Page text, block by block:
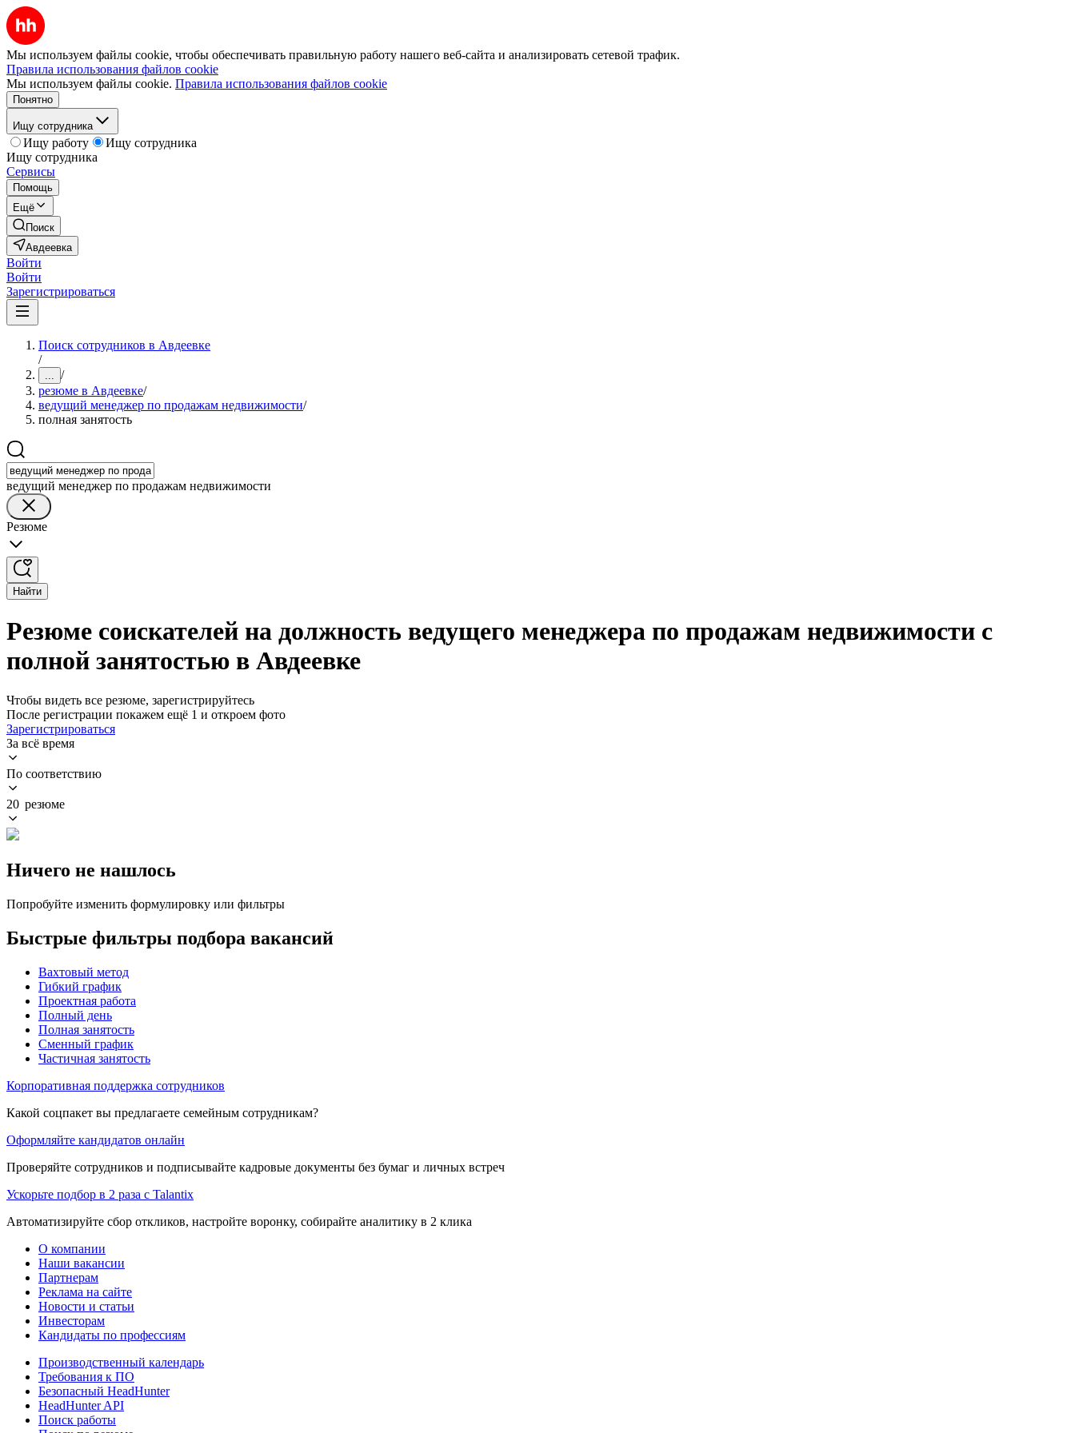
Мы используем файлы cookie, чтобы обеспечивать правильную работу нашего веб-сайта и анализировать сетевой трафик.
Правила использования файлов cookie
Мы используем файлы cookie. Правила использования файлов cookie
Понятно
Ищу сотрудника
Ищу работу
Ищу сотрудника
Ищу сотрудника
Сервисы
Помощь
Ещё
Поиск
Авдеевка
Войти
Войти
Зарегистрироваться
Поиск сотрудников в Авдеевке
/
... /
резюме в Авдеевке/
ведущий менеджер по продажам недвижимости/
полная занятость
ведущий менеджер по продажам недвижимости
Резюме
Найти
Резюме соискателей на должность ведущего менеджера по продажам недвижимости с
полной занятостью в Авдеевке
Чтобы видеть все резюме, зарегистрируйтесь
После регистрации покажем ещё 1 и откроем фото
Зарегистрироваться
За всё время
По соответствию
20 резюме
Ничего не нашлось
Попробуйте изменить формулировку или фильтры
Быстрые фильтры подбора вакансий
Вахтовый метод
Гибкий график
Проектная работа
Полный день
Полная занятость
Сменный график
Частичная занятость
Корпоративная поддержка сотрудников
Какой соцпакет вы предлагаете семейным сотрудникам?
Оформляйте кандидатов онлайн
Проверяйте сотрудников и подписывайте кадровые документы без бумаг и личных встреч
Ускорьте подбор в 2 раза с Talantix
Автоматизируйте сбор откликов, настройте воронку, собирайте аналитику в 2 клика
О компании
Наши вакансии
Партнерам
Реклама на сайте
Новости и статьи
Инвесторам
Кандидаты по профессиям
Производственный календарь
Требования к ПО
Безопасный HeadHunter
HeadHunter API
Поиск работы